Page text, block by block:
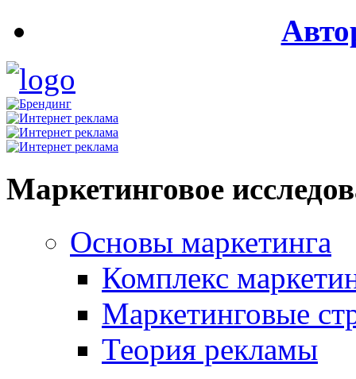
Маркетинговое
Основы маркетинга
Комплекс
Маркетинговые
Теория рекламы